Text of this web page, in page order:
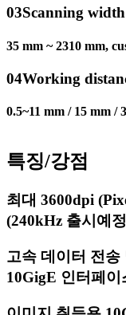
03Scanning width
35 mm ~ 2310 mm,
04Working
0.5~11 mm / 15 mm /
특징/강점
최대 3600dpi
(240kHz 출시예
고속 데이터 전
10GigE 인터페